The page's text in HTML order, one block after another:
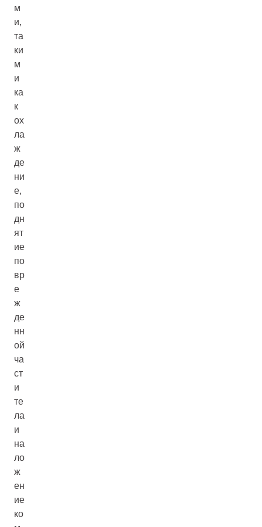
м
и,
та
ки
м
и
ка
к
ох
ла
ж
де
ни
е,
по
дн
ят
ие
по
вр
е
ж
де
нн
ой
ча
ст
и
те
ла
и
на
ло
ж
ен
ие
ко